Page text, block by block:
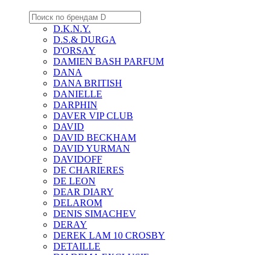
D.K.N.Y.
D.S.& DURGA
D'ORSAY
DAMIEN BASH PARFUM
DANA
DANA BRITISH
DANIELLE
DARPHIN
DAVER VIP CLUB
DAVID
DAVID BECKHAM
DAVID YURMAN
DAVIDOFF
DE CHARIERES
DE LEON
DEAR DIARY
DELAROM
DENIS SIMACHEV
DERAY
DEREK LAM 10 CROSBY
DETAILLE